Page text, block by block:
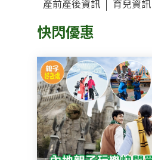
產前產後資訊 育兒資訊
快閃優惠